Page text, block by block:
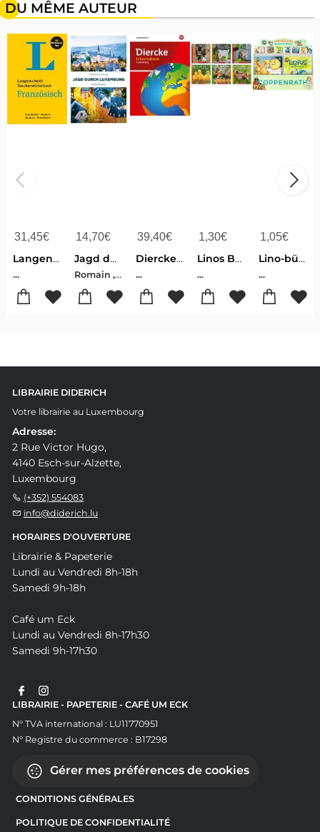
DU MÊME AUTEUR
31,45€
Langenscheidt Taschenwörterbuch Französisch
...
14,70€
Jagd durch Luxemburg
Romain , Haas
39,40€
Diercke Universalatlas Luxemburg 2020
...
1,30€
Linos Bauernhof-bildergeschichten - (6 X 10 Ex.)
...
1,05€
Lino-bücher Box Nr.78 ''copp. Bilderbuch-helden'' 6x10 Ex.
...
LIBRAIRIE DIDERICH
Votre librairie au Luxembourg
Adresse:
2 Rue Victor Hugo,
4140 Esch-sur-Alzette,
Luxembourg
(+352) 554083
info@diderich.lu
HORAIRES D'OUVERTURE
Librairie & Papeterie
Lundi au Vendredi 8h-18h
Samedi 9h-18h
Café um Eck
Lundi au Vendredi 8h-17h30
Samedi 9h-17h30
LIBRAIRIE - PAPETERIE - CAFÉ UM ECK
N° TVA international : LU11770951
N° Registre du commerce : B17298
Gérer mes préférences de cookies
CONDITIONS GÉNÉRALES
POLITIQUE DE CONFIDENTIALITÉ